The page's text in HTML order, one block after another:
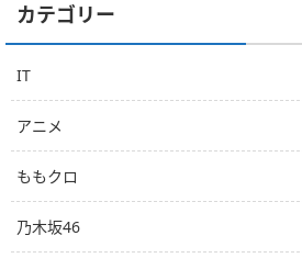
カテゴリー
IT
アニメ
ももクロ
乃木坂46